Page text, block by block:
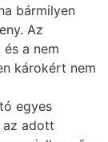
bármilyen
Az
a nem
károkért nem
egyes
adott